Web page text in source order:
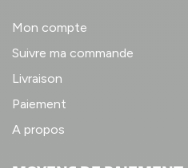
Mon compte
Suivre ma commande
Livraison
Paiement
A propos